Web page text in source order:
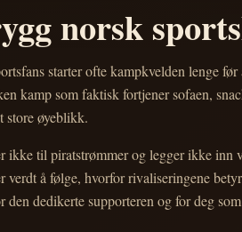
norsk
starter ofte kampkvelden lenge
kamp som faktisk fortjener sofaen,
store øyeblikk.
ikke til piratstrømmer og legger ikke inn
verdt å følge, hvorfor rivaliseringene
den dedikerte supporteren og for deg